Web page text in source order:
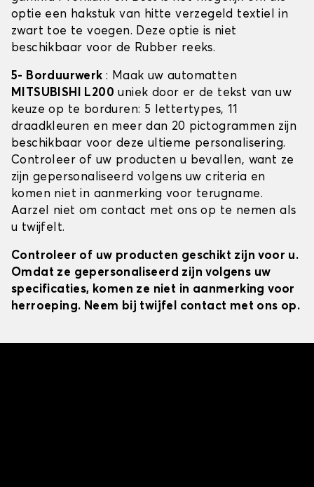
optie een hakstuk van hitte verzegeld textiel in
zwart toe te voegen. Deze optie is niet
beschikbaar voor de Rubber reeks.
5- Borduurwerk : Maak uw automatten
MITSUBISHI L200 uniek door er de tekst van uw
keuze op te borduren: 5 lettertypes, 11
draadkleuren en meer dan 20 pictogrammen zijn
beschikbaar voor deze ultieme personalisering.
Controleer of uw producten u bevallen, want ze
zijn gepersonaliseerd volgens uw criteria en
komen niet in aanmerking voor terugname.
Aarzel niet om contact met ons op te nemen als
u twijfelt.
Controleer of uw producten geschikt zijn voor u.
Omdat ze gepersonaliseerd zijn volgens uw
specificaties, komen ze niet in aanmerking voor
herroeping. Neem bij twijfel contact met ons op.